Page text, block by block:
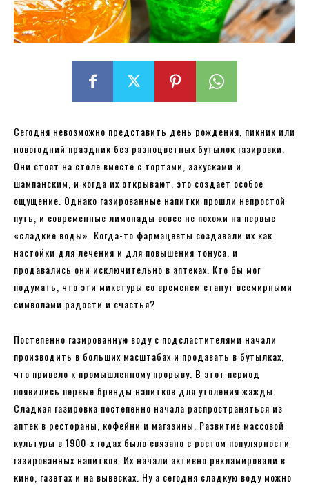
Сегодня невозможно представить день рождения, пикник или
новогодний праздник без разноцветных бутылок газировки.
Они стоят на столе вместе с тортами, закусками и
шампанским, и когда их открывают, это создает особое
ощущение. Однако газированные напитки прошли непростой
путь, и современные лимонады вовсе не похожи на первые
«сладкие воды». Когда-то фармацевты создавали их как
настойки для лечения и для повышения тонуса, и
продавались они исключительно в аптеках. Кто бы мог
подумать, что эти микстуры со временем станут всемирными
символами радости и счастья?
Постепенно газированную воду с подсластителями начали
производить в больших масштабах и продавать в бутылках,
что привело к промышленному прорыву. В этот период
появились первые бренды напитков для утоления жажды.
Сладкая газировка постепенно начала распространяться из
аптек в рестораны, кофейни и магазины. Развитие массовой
культуры в 1900-х годах было связано с ростом популярности
газированных напитков. Их начали активно рекламировали в
кино, газетах и на вывесках. Ну а сегодня сладкую воду можно